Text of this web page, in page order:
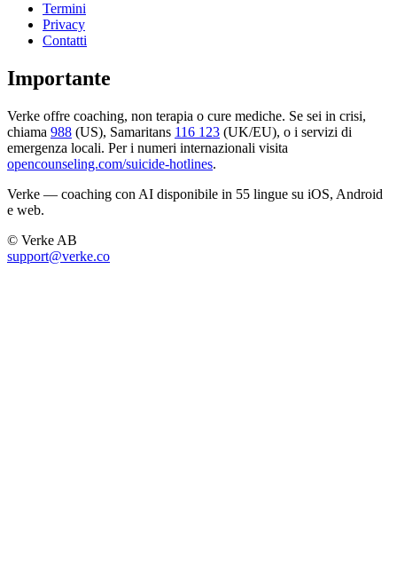
Termini
Privacy
Contatti
Importante
Verke offre coaching, non terapia o cure mediche. Se sei in crisi,
chiama 988 (US), Samaritans 116 123 (UK/EU), o i servizi di
emergenza locali. Per i numeri internazionali visita
opencounseling.com/suicide-hotlines.
Verke — coaching con AI disponibile in 55 lingue su iOS, Android
e web.
© Verke AB
support@verke.co